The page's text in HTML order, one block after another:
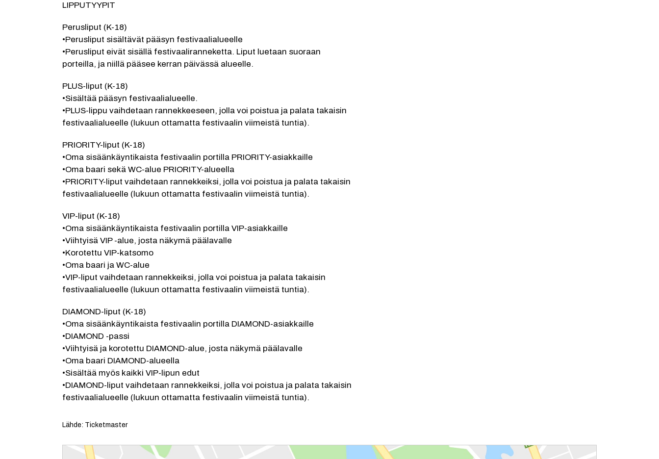
LIPPUTYYPIT
Perusliput (K-18)
•Perusliput sisältävät pääsyn festivaalialueelle
•Perusliput eivät sisällä festivaaliranneketta. Liput luetaan suoraan
porteilla, ja niillä pääsee kerran päivässä alueelle.
PLUS-liput (K-18)
•Sisältää pääsyn festivaalialueelle.
•PLUS-lippu vaihdetaan rannekkeeseen, jolla voi poistua ja palata takaisin
festivaalialueelle (lukuun ottamatta festivaalin viimeistä tuntia).
PRIORITY-liput (K-18)
•Oma sisäänkäyntikaista festivaalin portilla PRIORITY-asiakkaille
•Oma baari sekä WC-alue PRIORITY-alueella
•PRIORITY-liput vaihdetaan rannekkeiksi, jolla voi poistua ja palata takaisin
festivaalialueelle (lukuun ottamatta festivaalin viimeistä tuntia).
VIP-liput (K-18)
•Oma sisäänkäyntikaista festivaalin portilla VIP-asiakkaille
•Viihtyisä VIP -alue, josta näkymä päälavalle
•Korotettu VIP-katsomo
•Oma baari ja WC-alue
•VIP-liput vaihdetaan rannekkeiksi, jolla voi poistua ja palata takaisin
festivaalialueelle (lukuun ottamatta festivaalin viimeistä tuntia).
DIAMOND-liput (K-18)
•Oma sisäänkäyntikaista festivaalin portilla DIAMOND-asiakkaille
•DIAMOND -passi
•Viihtyisä ja korotettu DIAMOND-alue, josta näkymä päälavalle
•Oma baari DIAMOND-alueella
•Sisältää myös kaikki VIP-lipun edut
•DIAMOND-liput vaihdetaan rannekkeiksi, jolla voi poistua ja palata takaisin
festivaalialueelle (lukuun ottamatta festivaalin viimeistä tuntia).
Lähde: Ticketmaster
Reittiohjeet